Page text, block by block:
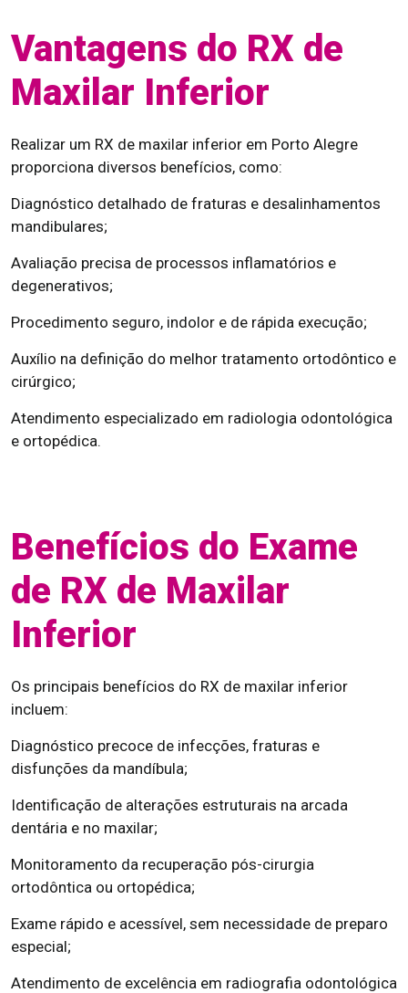
Vantagens do RX de
Maxilar Inferior
Realizar um RX de maxilar inferior em Porto Alegre
proporciona diversos benefícios, como:
Diagnóstico detalhado de fraturas e desalinhamentos
mandibulares;
Avaliação precisa de processos inflamatórios e
degenerativos;
Procedimento seguro, indolor e de rápida execução;
Auxílio na definição do melhor tratamento ortodôntico e
cirúrgico;
Atendimento especializado em radiologia odontológica
e ortopédica.
Benefícios do Exame
de RX de Maxilar
Inferior
Os principais benefícios do RX de maxilar inferior
incluem:
Diagnóstico precoce de infecções, fraturas e
disfunções da mandíbula;
Identificação de alterações estruturais na arcada
dentária e no maxilar;
Monitoramento da recuperação pós-cirurgia
ortodôntica ou ortopédica;
Exame rápido e acessível, sem necessidade de preparo
especial;
Atendimento de excelência em radiografia odontológica